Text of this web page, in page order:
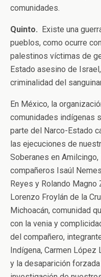
comunidades.
Quinto. Existe una
pueblos, como ocurre
palestinos víctimas de
Estado asesino de
criminalidad del
En México, la
comunidades indígenas
parte del Narco-Estado
las ejecuciones de
Soberanes en
compañeros Isaúl
Reyes y Rolando
Lorenzo Froylán de la
Michoacán, comunidad
con la venia y
del compañero,
Indígena, Carmen López
y la desaparición